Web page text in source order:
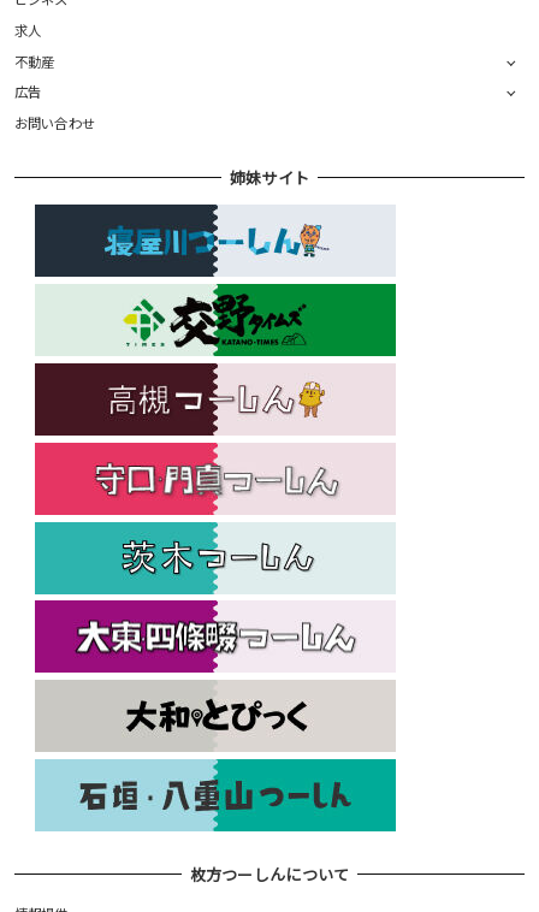
求人
不動産
広告
お問い合わせ
姉妹サイト
枚方つーしんについて